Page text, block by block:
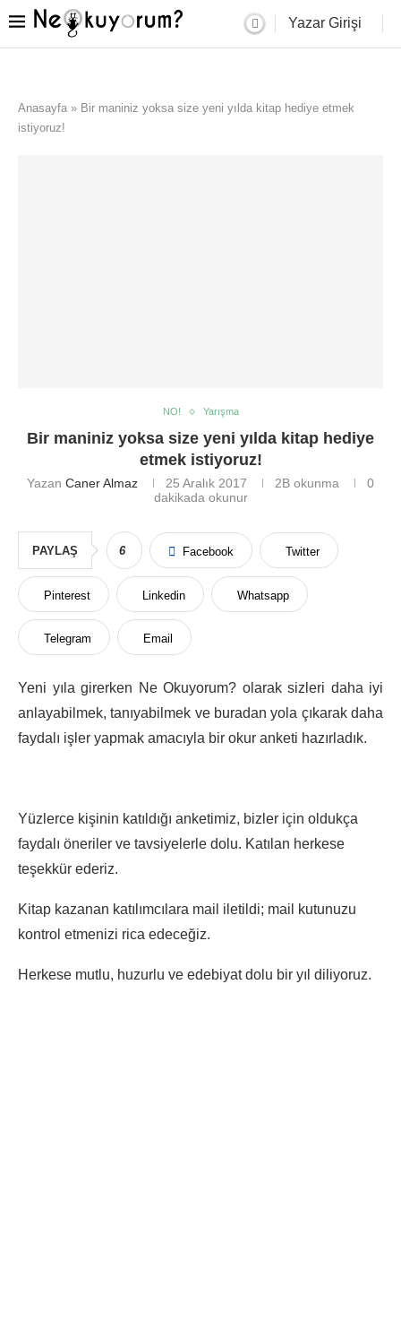
Yazar Girişi
Anasayfa » Bir maniniz yoksa size yeni yılda kitap hediye etmek
istiyoruz!
NO! Yarışma
Bir maniniz yoksa size yeni yılda kitap hediye
etmek istiyoruz!
Yazan Caner Almaz 25 Aralık 2017 2B okunma
0
dakikada okunur
PAYLAŞ 6 Facebook Twitter
Pinterest Linkedin Whatsapp
Telegram Email
Yeni yıla girerken Ne Okuyorum? olarak sizleri daha iyi
anlayabilmek, tanıyabilmek ve buradan yola çıkarak daha
faydalı işler yapmak amacıyla bir okur anketi hazırladık.
Yüzlerce kişinin katıldığı anketimiz, bizler için oldukça
faydalı öneriler ve tavsiyelerle dolu. Katılan herkese
teşekkür ederiz.
Kitap kazanan katılımcılara mail iletildi; mail kutunuzu
kontrol etmenizi rica edeceğiz.
Herkese mutlu, huzurlu ve edebiyat dolu bir yıl diliyoruz.